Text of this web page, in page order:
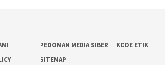
PEDOMAN MEDIA SIBER
KODE ETIK
SITEMAP